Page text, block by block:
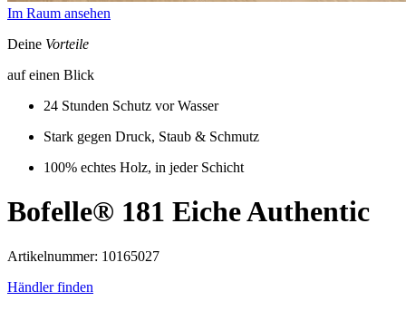
Im Raum ansehen
Deine Vorteile
auf einen Blick
24 Stunden Schutz vor Wasser
Stark gegen Druck, Staub & Schmutz
100% echtes Holz, in jeder Schicht
Bofelle® 181 Eiche Authentic
Artikelnummer: 10165027
Händler finden